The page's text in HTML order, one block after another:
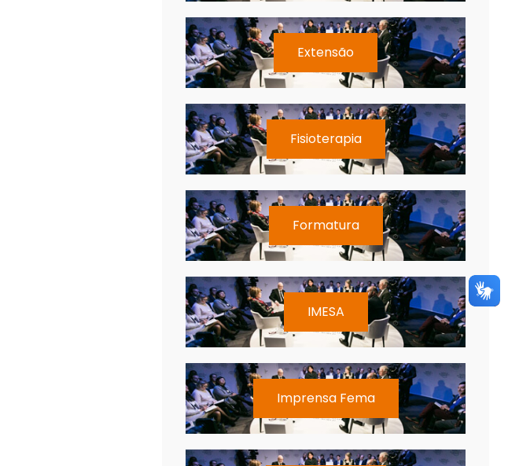
Extensão
Fisioterapia
Formatura
IMESA
Imprensa Fema